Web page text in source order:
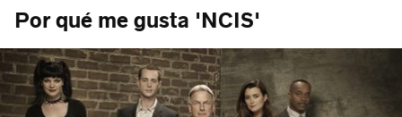
Por qué me gusta 'NCIS'